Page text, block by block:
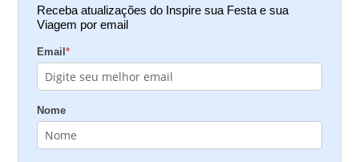
Receba atualizações do Inspire sua Festa e sua
Viagem por email
Email*
Nome